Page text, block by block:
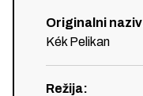
Originalni naziv
Kék Pelikan
Režija: